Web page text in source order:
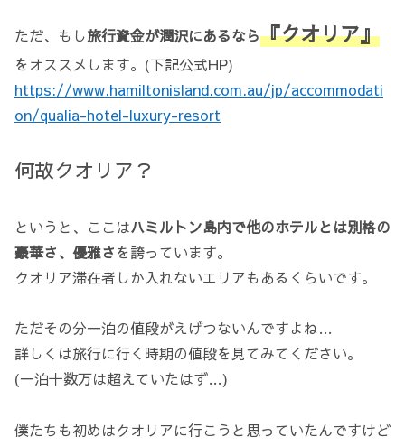
ただ、もし旅行資金が潤沢にあるなら『クオリア』
をオススメします。(下記公式HP)
https://www.hamiltonisland.com.au/jp/accommodati
on/qualia-hotel-luxury-resort
何故クオリア？
というと、ここはハミルトン島内で他のホテルとは別格の
豪華さ、優雅さを誇っています。
クオリア滞在者しか入れないエリアもあるくらいです。
ただその分一泊の値段がえげつないんですよね…
詳しくは旅行に行く時期の値段を見てみてください。
(一泊十数万は超えていたはず…)
僕たちも初めはクオリアに行こうと思っていたんですけど